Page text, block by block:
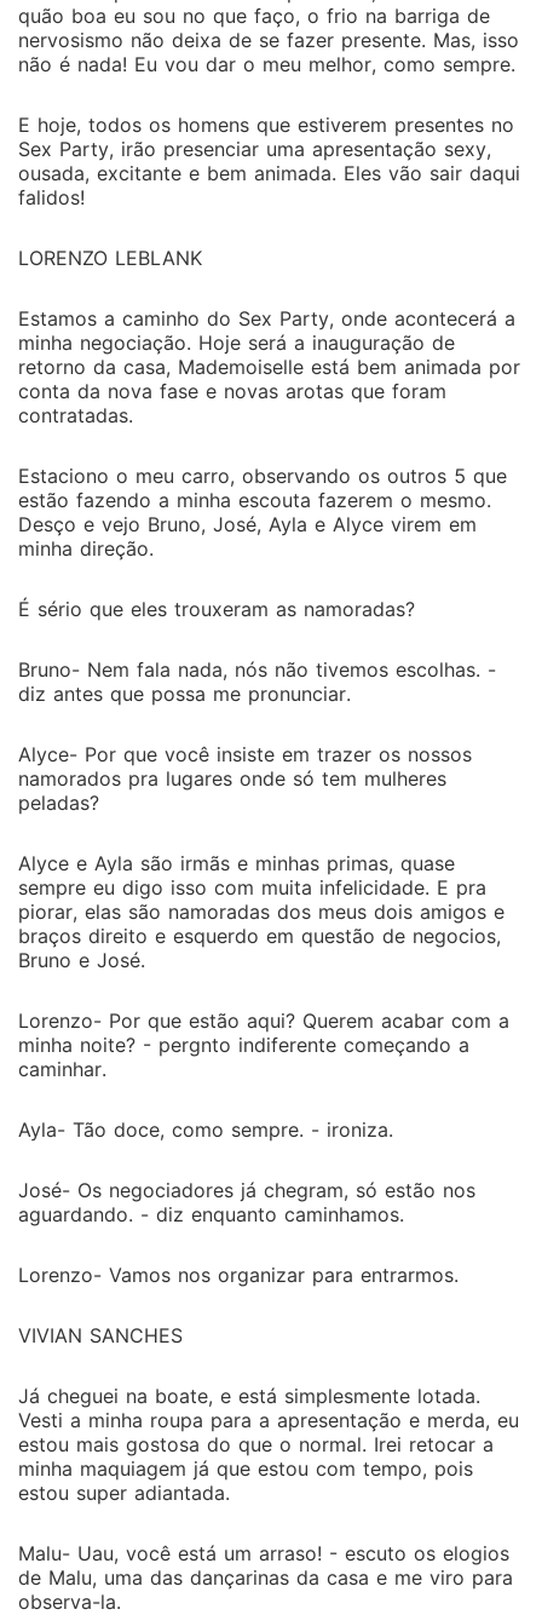
quão boa eu sou no que faço, o frio na barriga de
nervosismo não deixa de se fazer presente. Mas, isso
não é nada! Eu vou dar o meu melhor, como sempre.
E hoje, todos os homens que estiverem presentes no
Sex Party, irão presenciar uma apresentação sexy,
ousada, excitante e bem animada. Eles vão sair daqui
falidos!
LORENZO LEBLANK
Estamos a caminho do Sex Party, onde acontecerá a
minha negociação. Hoje será a inauguração de
retorno da casa, Mademoiselle está bem animada por
conta da nova fase e novas arotas que foram
contratadas.
Estaciono o meu carro, observando os outros 5 que
estão fazendo a minha escouta fazerem o mesmo.
Desço e vejo Bruno, José, Ayla e Alyce virem em
minha direção.
É sério que eles trouxeram as namoradas?
Bruno- Nem fala nada, nós não tivemos escolhas. -
diz antes que possa me pronunciar.
Alyce- Por que você insiste em trazer os nossos
namorados pra lugares onde só tem mulheres
peladas?
Alyce e Ayla são irmãs e minhas primas, quase
sempre eu digo isso com muita infelicidade. E pra
piorar, elas são namoradas dos meus dois amigos e
braços direito e esquerdo em questão de negocios,
Bruno e José.
Lorenzo- Por que estão aqui? Querem acabar com a
minha noite? - pergnto indiferente começando a
caminhar.
Ayla- Tão doce, como sempre. - ironiza.
José- Os negociadores já chegram, só estão nos
aguardando. - diz enquanto caminhamos.
Lorenzo- Vamos nos organizar para entrarmos.
VIVIAN SANCHES
Já cheguei na boate, e está simplesmente lotada.
Vesti a minha roupa para a apresentação e merda, eu
estou mais gostosa do que o normal. Irei retocar a
minha maquiagem já que estou com tempo, pois
estou super adiantada.
Malu- Uau, você está um arraso! - escuto os elogios
de Malu, uma das dançarinas da casa e me viro para
observa-la.